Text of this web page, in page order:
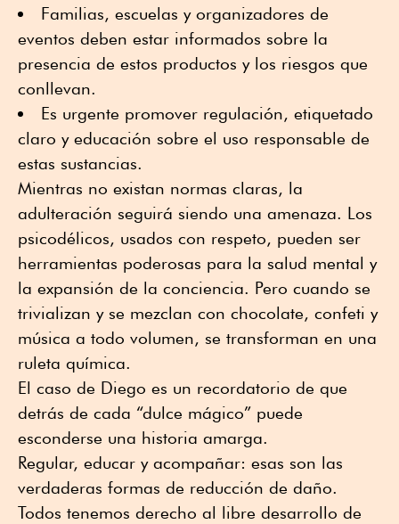
Familias, escuelas y organizadores de
eventos deben estar informados sobre la
presencia de estos productos y los riesgos que
conllevan.
Es urgente promover regulación, etiquetado
claro y educación sobre el uso responsable de
estas sustancias.
Mientras no existan normas claras, la
adulteración seguirá siendo una amenaza. Los
psicodélicos, usados con respeto, pueden ser
herramientas poderosas para la salud mental y
la expansión de la conciencia. Pero cuando se
trivializan y se mezclan con chocolate, confeti y
música a todo volumen, se transforman en una
ruleta química.
El caso de Diego es un recordatorio de que
detrás de cada “dulce mágico” puede
esconderse una historia amarga.
Regular, educar y acompañar: esas son las
verdaderas formas de reducción de daño.
Todos tenemos derecho al libre desarrollo de